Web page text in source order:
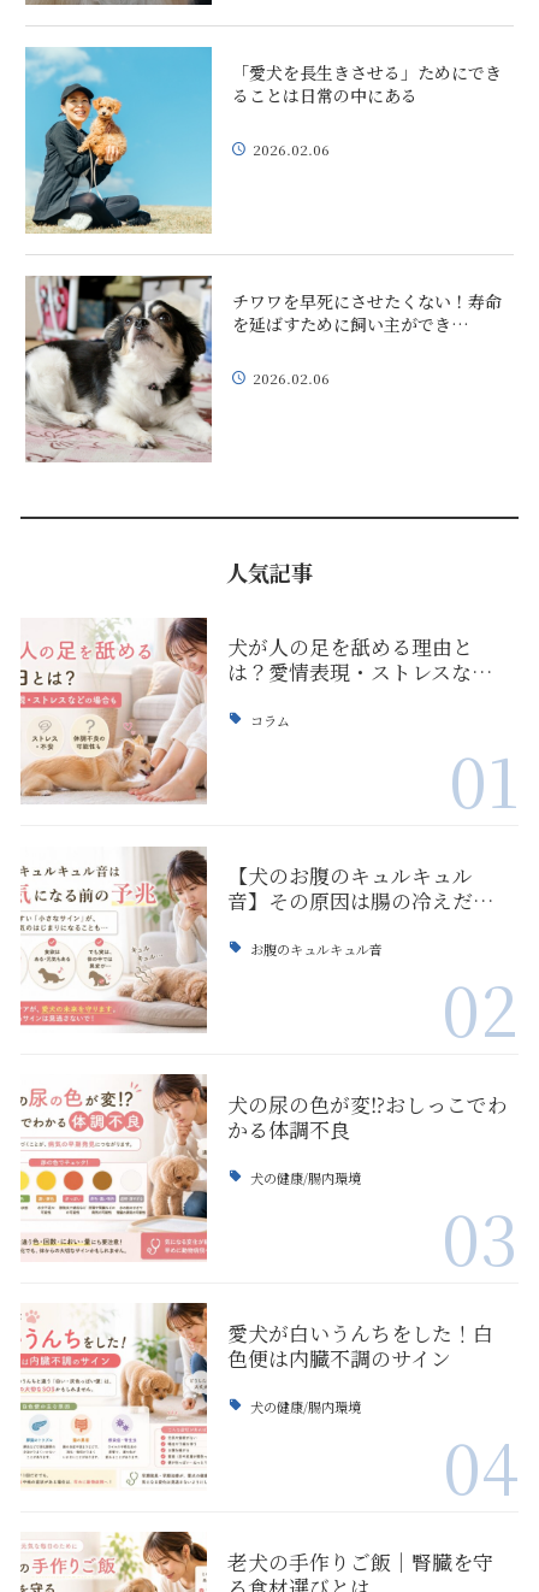
「愛犬を長生きさせる」ためにでき
ることは日常の中にある
2026.02.06
チワワを早死にさせたくない！寿命
を延ばすために飼い主ができ…
2026.02.06
人気記事
犬が人の足を舐める理由と
は？愛情表現・ストレスな…
コラム
01
【犬のお腹のキュルキュル
音】その原因は腸の冷えだ…
お腹のキュルキュル音
02
犬の尿の色が変⁉おしっこでわ
かる体調不良
犬の健康/腸内環境
03
愛犬が白いうんちをした！白
色便は内臓不調のサイン
犬の健康/腸内環境
04
老犬の手作りご飯｜腎臓を守